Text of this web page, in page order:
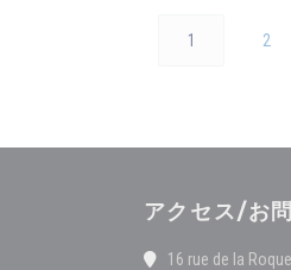
1 2
アクセス/お
16 rue de la